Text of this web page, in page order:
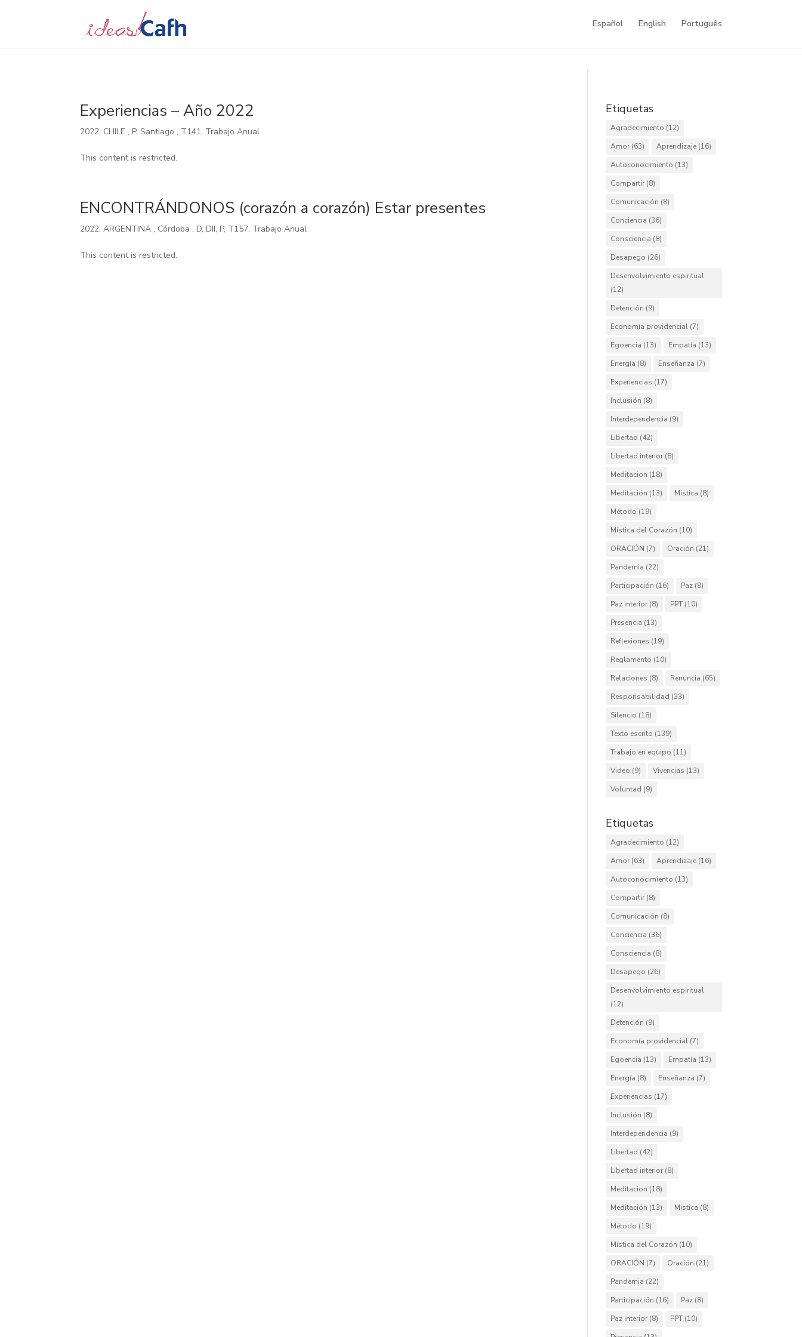
Español English Português
Experiencias – Año 2022
2022, CHILE ,P,Santiago , T141, Trabajo Anual
This content is restricted.
ENCONTRÁNDONOS (corazón a corazón) Estar presentes
2022,ARGENTINA , Córdoba ,D,DII,P, T157, Trabajo Anual
This content is restricted.
Etiquetas
Agradecimiento (12)
Amor (63) Aprendizaje (16)
Autoconocimiento (13)
Compartir (8)
Comunicación (8)
Conciencia (36)
Consciencia (8)
Desapego (26)
Desenvolvimiento espiritual
(12)
Detención (9)
Economía providencial (7)
Egoencia (13) Empatía (13)
Energía (8) Enseñanza (7)
Experiencias (17)
Inclusión (8)
Interdependencia (9)
Libertad (42)
Libertad interior (8)
Meditacion (18)
Meditación (13) Mistica (8)
Método (19)
Mística del Corazón (10)
ORACIÓN (7) Oración (21)
Pandemia (22)
Participación (16) Paz (8)
Paz interior (8) PPT (10)
Presencia (13)
Reflexiones (19)
Reglamento (10)
Relaciones (8) Renuncia (65)
Responsabilidad (33)
Silencio (18)
Texto escrito (139)
Trabajo en equipo (11)
Video (9) Vivencias (13)
Voluntad (9)
Etiquetas
Agradecimiento (12)
Amor (63) Aprendizaje (16)
Autoconocimiento (13)
Compartir (8)
Comunicación (8)
Conciencia (36)
Consciencia (8)
Desapego (26)
Desenvolvimiento espiritual
(12)
Detención (9)
Economía providencial (7)
Egoencia (13) Empatía (13)
Energía (8) Enseñanza (7)
Experiencias (17)
Inclusión (8)
Interdependencia (9)
Libertad (42)
Libertad interior (8)
Meditacion (18)
Meditación (13) Mistica (8)
Método (19)
Mística del Corazón (10)
ORACIÓN (7) Oración (21)
Pandemia (22)
Participación (16) Paz (8)
Paz interior (8) PPT (10)